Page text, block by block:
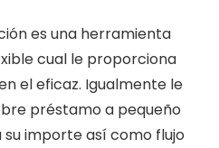
es una herramienta
cual le proporciona
el eficaz. Igualmente le
préstamo a pequeño
importe así­ como flujo